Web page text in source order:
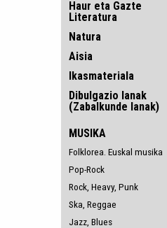
Haur eta Gazte
Literatura
Natura
Aisia
Ikasmateriala
Dibulgazio lanak
(Zabalkunde lanak)
MUSIKA
Folklorea. Euskal musika
Pop-Rock
Rock, Heavy, Punk
Ska, Reggae
Jazz, Blues